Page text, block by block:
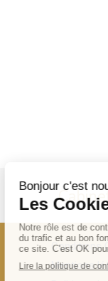
Conditions
Mentions